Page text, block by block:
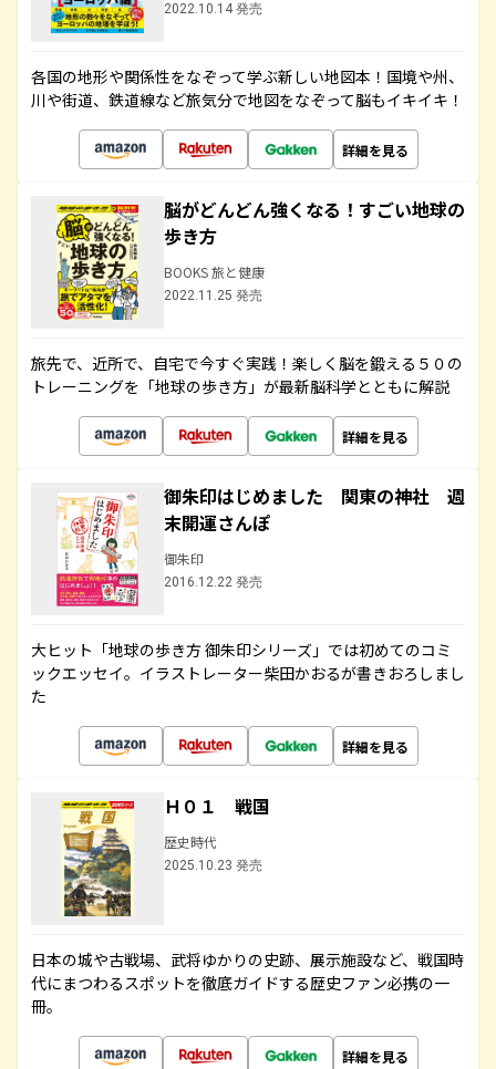
2022.10.14 発売
各国の地形や関係性をなぞって学ぶ新しい地図本！国境や州、
川や街道、鉄道線など旅気分で地図をなぞって脳もイキイキ！
詳細を見る
脳がどんどん強くなる！すごい地球の
歩き方
BOOKS 旅と健康
2022.11.25 発売
旅先で、近所で、自宅で今すぐ実践！楽しく脳を鍛える５０の
トレーニングを「地球の歩き方」が最新脳科学とともに解説
詳細を見る
御朱印はじめました 関東の神社 週
末開運さんぽ
御朱印
2016.12.22 発売
大ヒット「地球の歩き方 御朱印シリーズ」では初めてのコミ
ックエッセイ。イラストレーター柴田かおるが書きおろしまし
た
詳細を見る
Ｈ０１ 戦国
歴史時代
2025.10.23 発売
日本の城や古戦場、武将ゆかりの史跡、展示施設など、戦国時
代にまつわるスポットを徹底ガイドする歴史ファン必携の一
冊。
詳細を見る